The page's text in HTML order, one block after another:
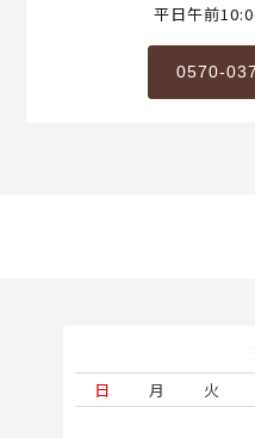
平日午前
0570-
日
月 火